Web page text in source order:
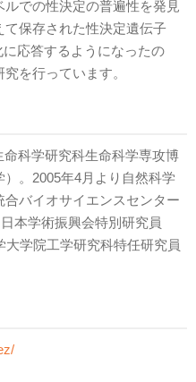
での性決定の普遍性を発見
て保存された性決定遺伝子
応答するようになったの
を行っています。
科学研究科生命科学専攻博
。2005年4月より自然科学
バイオサイエンスセンター
本学術振興会特別研究員
大学院工学研究科特任研究員